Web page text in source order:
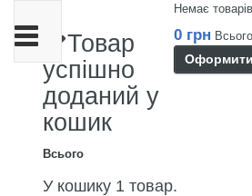
Немає товарів
0 грн Всього
Товар
успішно
доданий у
кошик
Всього
У кошику 1 товар.
Toggle
navigation